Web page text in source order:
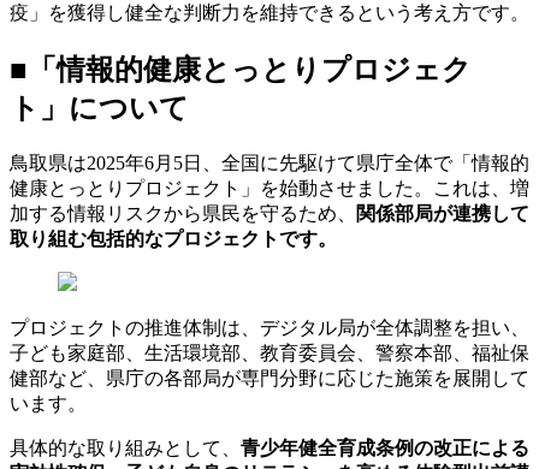
疫」を獲得し健全な判断力を維持できるという考え方です。
■ 「情報的健康とっとりプロジェク
ト」について
鳥取県は2025年6月5日、全国に先駆けて県庁全体で「情報的
健康とっとりプロジェクト」を始動させました。これは、増
加する情報リスクから県民を守るため、
関係部局が連携して
取り組む包括的なプロジェクトです。
プロジェクトの推進体制は、デジタル局が全体調整を担い、
子ども家庭部、生活環境部、教育委員会、警察本部、福祉保
健部など、県庁の各部局が専門分野に応じた施策を展開して
います。
具体的な取り組みとして、 青少年健全育成条例の改正による